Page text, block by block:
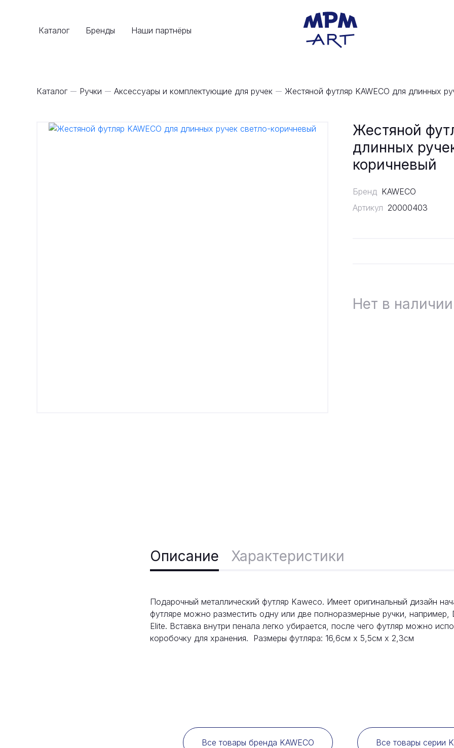
Каталог Бренды Наши партнёры
Каталог Ручки Аксессуары и комплектующие для ручек Жестяной футляр KAWECO для длинных
Жестяной
длинных
коричневый
Бренд KAWECO
Артикул 20000403
Нет в наличии
Описание Характеристики
Подарочный металлический футляр Kaweco. Имеет оригинальный дизайн
футляре можно разместить одну или две полноразмерные ручки, например,
Elite. Вставка внутри пенала легко убирается, после чего футляр можно
коробочку для хранения. Размеры футляра: 16,6см x 5,5см x 2,3см
Все товары бренда KAWECO Все товары серии